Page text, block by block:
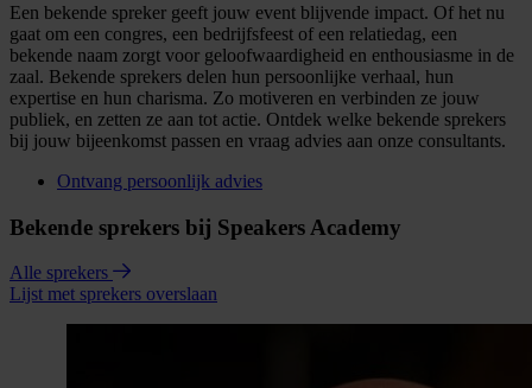
Een bekende spreker geeft jouw event blijvende impact. Of het nu
gaat om een congres, een bedrijfsfeest of een relatiedag, een
bekende naam zorgt voor geloofwaardigheid en enthousiasme in de
zaal. Bekende sprekers delen hun persoonlijke verhaal, hun
expertise en hun charisma. Zo motiveren en verbinden ze jouw
publiek, en zetten ze aan tot actie. Ontdek welke bekende sprekers
bij jouw bijeenkomst passen en vraag advies aan onze consultants.
Ontvang persoonlijk advies
Bekende sprekers bij Speakers Academy
Alle sprekers
Lijst met sprekers overslaan